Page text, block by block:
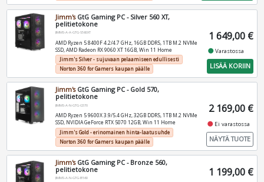
Jimm'sGtG Gaming PC - Silver 560 XT,
pelitietokone
JIMMS-A-A-GTG-S560XT
AMD Ryzen 5 8400F 4.2/4.7 GHz, 16GB DDR5, 1TB M.2 NVMe
SSD, AMD Radeon RX 9060 XT 16GB, Win 11 Home
Jimm's Silver - sujuvaan pelaamiseen edullisesti
Norton 360 for Gamers kaupan päälle
1 649,00 €
fiber_manual_recordVarastossa
LISÄÄ KORIIN
Jimm'sGtG Gaming PC - Gold 570,
pelitietokone
JIMMS-A-N-GTG-G570
AMD Ryzen 5 9600X 3.9/5.4 GHz, 32GB DDR5, 1TB M.2 NVMe
SSD, NVIDIA GeForce RTX 5070 12GB, Win 11 Home
Jimm's Gold - erinomainen hinta-laatusuhde
Norton 360 for Gamers kaupan päälle
2 169,00 €
fiber_manual_record Ei varastossa
NÄYTÄ TUOTE
Jimm'sGtG Gaming PC - Bronze 560,
pelitietokone
JIMMS-A-N-GTG-B560 1 199,00 €